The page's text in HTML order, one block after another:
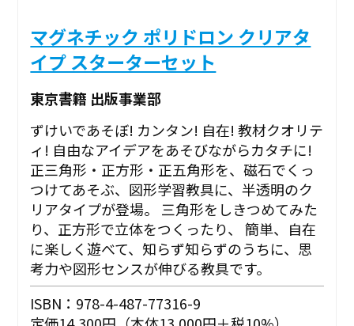
マグネチック ポリドロン クリアタ
イプ スターターセット
東京書籍 出版事業部
ずけいであそぼ! カンタン! 自在! 教材クオリテ
ィ! 自由なアイデアをあそびながらカタチに!
正三角形・正方形・正五角形を、磁石でくっ
つけてあそぶ、図形学習教具に、半透明のク
リアタイプが登場。 三角形をしきつめてみた
り、正方形で立体をつくったり、 簡単、自在
に楽しく遊べて、知らず知らずのうちに、思
考力や図形センスが伸びる教具です。
ISBN：978-4-487-77316-9